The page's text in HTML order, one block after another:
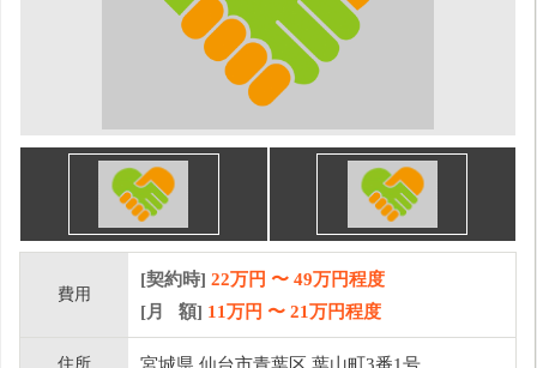
費用
[契約時] 22万円 〜 49万円程度
[月 額] 11万円 〜 21万円程度
住所